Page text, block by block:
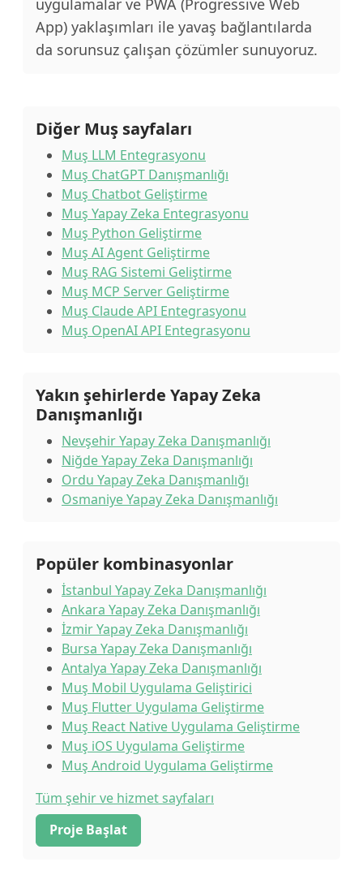
uygulamalar ve PWA (Progressive Web
App) yaklaşımları ile yavaş bağlantılarda
da sorunsuz çalışan çözümler sunuyoruz.
Diğer Muş sayfaları
Muş LLM Entegrasyonu
Muş ChatGPT Danışmanlığı
Muş Chatbot Geliştirme
Muş Yapay Zeka Entegrasyonu
Muş Python Geliştirme
Muş AI Agent Geliştirme
Muş RAG Sistemi Geliştirme
Muş MCP Server Geliştirme
Muş Claude API Entegrasyonu
Muş OpenAI API Entegrasyonu
Yakın şehirlerde Yapay Zeka
Danışmanlığı
Nevşehir Yapay Zeka Danışmanlığı
Niğde Yapay Zeka Danışmanlığı
Ordu Yapay Zeka Danışmanlığı
Osmaniye Yapay Zeka Danışmanlığı
Popüler kombinasyonlar
İstanbul Yapay Zeka Danışmanlığı
Ankara Yapay Zeka Danışmanlığı
İzmir Yapay Zeka Danışmanlığı
Bursa Yapay Zeka Danışmanlığı
Antalya Yapay Zeka Danışmanlığı
Muş Mobil Uygulama Geliştirici
Muş Flutter Uygulama Geliştirme
Muş React Native Uygulama Geliştirme
Muş iOS Uygulama Geliştirme
Muş Android Uygulama Geliştirme
Tüm şehir ve hizmet sayfaları
Proje Başlat